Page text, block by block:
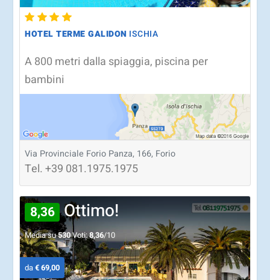
HOTEL TERME GALIDON ISCHIA
A 800 metri dalla spiaggia, piscina per
bambini
Via Provinciale Forio Panza, 166, Forio
Tel.+39 081.1975.1975
8,36 Ottimo!
Media su530Voti:8,36/10
da€ 69,00